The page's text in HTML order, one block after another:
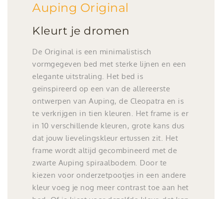
Auping Original
Kleurt je dromen
De Original is een minimalistisch
vormgegeven bed met sterke lijnen en een
elegante uitstraling. Het bed is
geïnspireerd op een van de allereerste
ontwerpen van Auping, de Cleopatra en is
te verkrijgen in tien kleuren. Het frame is er
in 10 verschillende kleuren, grote kans dus
dat jouw lievelingskleur ertussen zit. Het
frame wordt altijd gecombineerd met de
zwarte Auping spiraalbodem. Door te
kiezen voor onderzetpootjes in een andere
kleur voeg je nog meer contrast toe aan het